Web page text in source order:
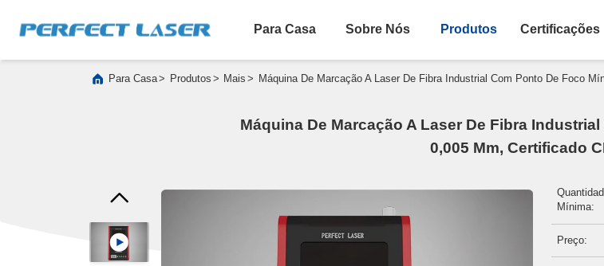
Para Casa Sobre Nós Produtos Certificações
Para Casa> Produtos > Mais > Máquina De Marcação A Laser De Fibra Industrial Com Ponto De Foco
Máquina De Marcação A Laser De Fibra
0,005 Mm, Certificado
Mínima:
Preço: